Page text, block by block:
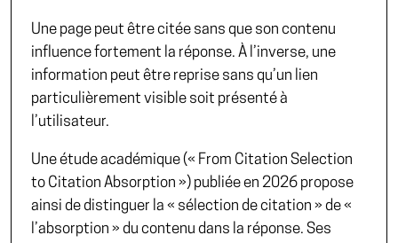
Une page peut être citée sans que son contenu
influence fortement la réponse. À l’inverse, une
information peut être reprise sans qu’un lien
particulièrement visible soit présenté à
l’utilisateur.
Une étude académique (« From Citation Selection
to Citation Absorption ») publiée en 2026 propose
ainsi de distinguer la « sélection de citation » de «
l’absorption » du contenu dans la réponse. Ses